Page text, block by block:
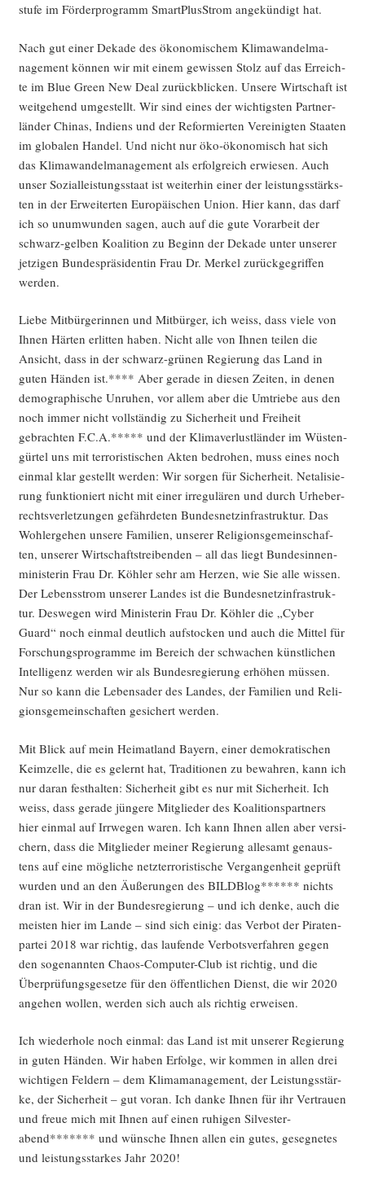
stu­fe im För­der­pro­gramm Smart­PlusStrom ange­kün­digt hat.
Nach gut einer Deka­de des öko­no­mi­schem Kli­ma­wan­del­ma­
nage­ment kön­nen wir mit einem gewis­sen Stolz auf das Erreich­
te im Blue Green New Deal zurück­bli­cken. Unse­re Wirt­schaft ist
weit­ge­hend umge­stellt. Wir sind eines der wich­tigs­ten Part­ner­
län­der Chi­nas, Indi­ens und der Refor­mier­ten Ver­ei­nig­ten Staa­ten
im glo­ba­len Han­del. Und nicht nur öko-öko­no­misch hat sich
das Kli­ma­wan­del­ma­nage­ment als erfolg­reich erwie­sen. Auch
unser Sozi­al­leis­tungs­staat ist wei­ter­hin einer der leis­tungs­stärks­
ten in der Erwei­ter­ten Euro­päi­schen Uni­on. Hier kann, das darf
ich so unum­wun­den sagen, auch auf die gute Vor­ar­beit der
schwarz-gel­ben Koali­ti­on zu Beginn der Deka­de unter unse­rer
jet­zi­gen Bun­des­prä­si­den­tin Frau Dr. Mer­kel zurück­ge­grif­fen
werden.
Lie­be Mit­bür­ge­rin­nen und Mit­bür­ger, ich weiss, dass vie­le von
Ihnen Här­ten erlit­ten haben. Nicht alle von Ihnen tei­len die
Ansicht, dass in der schwarz-grü­nen Regie­rung das Land in
guten Hän­den ist.**** Aber gera­de in die­sen Zei­ten, in denen
demo­gra­phi­sche Unru­hen, vor allem aber die Umtrie­be aus den
noch immer nicht voll­stän­dig zu Sicher­heit und Frei­heit
gebrach­ten F.C.A.***** und der Kli­ma­ver­lust­län­der im Wüs­ten­
gür­tel uns mit ter­ro­ris­ti­schen Akten bedro­hen, muss eines noch
ein­mal klar gestellt wer­den: Wir sor­gen für Sicher­heit. Neta­li­sie­
rung funk­tio­niert nicht mit einer irre­gu­lä­ren und durch Urhe­ber­
rechts­ver­let­zun­gen gefähr­de­ten Bun­des­netz­in­fra­struk­tur. Das
Wohl­erge­hen unse­re Fami­li­en, unse­rer Reli­gi­ons­ge­mein­schaf­
ten, unse­rer Wirt­schafts­trei­ben­den – all das liegt Bun­des­in­nen­
mi­nis­te­rin Frau Dr. Köh­ler sehr am Her­zen, wie Sie alle wis­sen.
Der Lebens­strom unse­rer Lan­des ist die Bun­des­netz­in­fra­struk­
tur. Des­we­gen wird Minis­te­rin Frau Dr. Köh­ler die „Cyber
Guard“ noch ein­mal deut­lich auf­sto­cken und auch die Mit­tel für
For­schungs­pro­gram­me im Bereich der schwa­chen künst­li­chen
Intel­li­genz wer­den wir als Bun­des­re­gie­rung erhö­hen müs­sen.
Nur so kann die Lebens­ader des Lan­des, der Fami­li­en und Reli­
gi­ons­ge­mein­schaf­ten gesi­chert werden.
Mit Blick auf mein Hei­mat­land Bay­ern, einer demo­kra­ti­schen
Keim­zel­le, die es gelernt hat, Tra­di­tio­nen zu bewah­ren, kann ich
nur dar­an fest­hal­ten: Sicher­heit gibt es nur mit Sicher­heit. Ich
weiss, dass gera­de jün­ge­re Mit­glie­der des Koali­ti­ons­part­ners
hier ein­mal auf Irr­we­gen waren. Ich kann Ihnen allen aber ver­si­
chern, dass die Mit­glie­der mei­ner Regie­rung alle­samt genaus­
tens auf eine mög­li­che netz­ter­ro­ris­ti­sche Ver­gan­gen­heit geprüft
wur­den und an den Äuße­run­gen des BILD­Blog****** nichts
dran ist. Wir in der Bun­des­re­gie­rung – und ich den­ke, auch die
meis­ten hier im Lan­de – sind sich einig: das Ver­bot der Pira­ten­
par­tei 2018 war rich­tig, das lau­fen­de Ver­bots­ver­fah­ren gegen
den soge­nann­ten Cha­os-Com­pu­ter-Club ist rich­tig, und die
Über­prü­fungs­ge­set­ze für den öffent­li­chen Dienst, die wir 2020
ange­hen wol­len, wer­den sich auch als rich­tig erweisen.
Ich wie­der­ho­le noch ein­mal: das Land ist mit unse­rer Regie­rung
in guten Hän­den. Wir haben Erfol­ge, wir kom­men in allen drei
wich­ti­gen Fel­dern – dem Kli­ma­ma­nage­ment, der Leis­tungs­stär­
ke, der Sicher­heit – gut vor­an. Ich dan­ke Ihnen für ihr Ver­trau­en
und freue mich mit Ihnen auf einen ruhi­gen Sil­ves­ter­
abend******* und wün­sche Ihnen allen ein gutes, geseg­ne­tes
und leis­tungs­star­kes Jahr 2020!